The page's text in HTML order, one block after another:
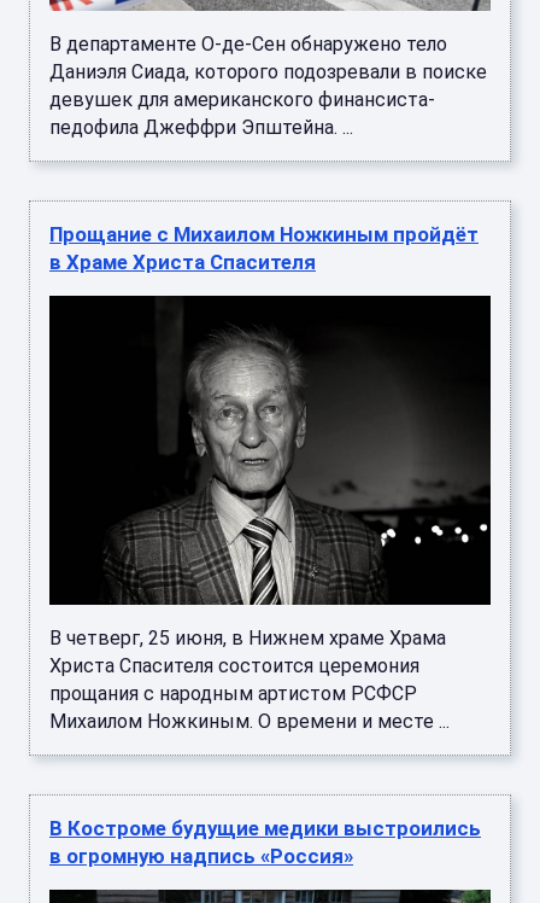
В департаменте О-де-Сен обнаружено тело
Даниэля Сиада, которого подозревали в поиске
девушек для американского финансиста-
педофила Джеффри Эпштейна. ...
Прощание с Михаилом Ножкиным пройдёт
в Храме Христа Спасителя
В четверг, 25 июня, в Нижнем храме Храма
Христа Спасителя состоится церемония
прощания с народным артистом РСФСР
Михаилом Ножкиным. О времени и месте ...
В Костроме будущие медики выстроились
в огромную надпись «Россия»